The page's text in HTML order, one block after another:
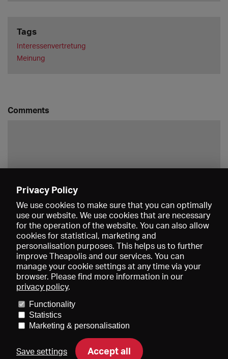
Tags
Interessenvertretung
Meinung
Comments
About us
Imprint
Privacy Policy
We use cookies to make sure that you can optimally
use our website. We use cookies that are necessary
for the operation of the website. You can also allow
cookies for statistical, marketing and
personalisation purposes. This helps us to further
improve Theapolis and our services. You can
manage your cookie settings at any time via your
browser. Please find more information in our
privacy policy.
Functionality
Statistics
Marketing & personalisation
Save settings Accept all